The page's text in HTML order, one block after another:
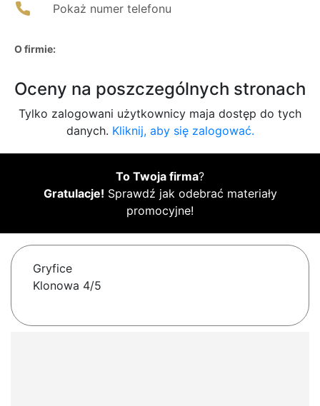
Pokaż numer telefonu
O firmie:
Oceny na poszczególnych stronach
Tylko zalogowani użytkownicy maja dostęp do tych
danych. Kliknij, aby się zalogować.
To Twoja firma?
Gratulacje! Sprawdź jak odebrać materiały
promocyjne!
Gryfice
Klonowa 4/5